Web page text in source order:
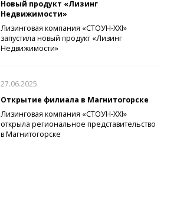
Новый продукт «Лизинг
Недвижимости»
Лизинговая компания «СТОУН-XXI»
запустила новый продукт «Лизинг
Недвижимости»
27.06.2025
Открытие филиала в Магнитогорске
Лизинговая компания «СТОУН-XXI»
открыла региональное представительство
в Магнитогорске